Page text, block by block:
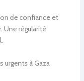
de confiance et
Une régularité
urgents à Gaza